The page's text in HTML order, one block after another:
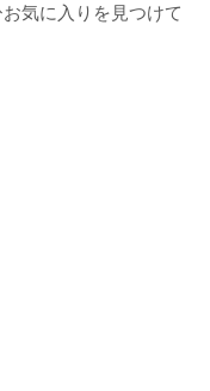
気に入りを見つけて